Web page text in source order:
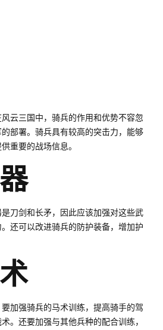
云三国中，骑兵的作用和优势不容忽
部署。骑兵具有较高的突击力，能够
重要的战场信息。
刀剑和长矛，因此应该加强对这些武
还可以改进骑兵的防护装备，增加护
加强骑兵的马术训练，提高骑手的驾
。还要加强与其他兵种的配合训练，